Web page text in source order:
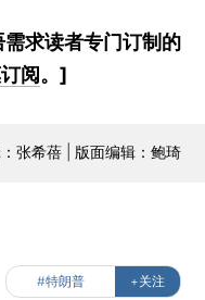
求读者专门订制的
阅 。]
张希蓓 | 版面编辑：鲍琦
#特朗普 +关注